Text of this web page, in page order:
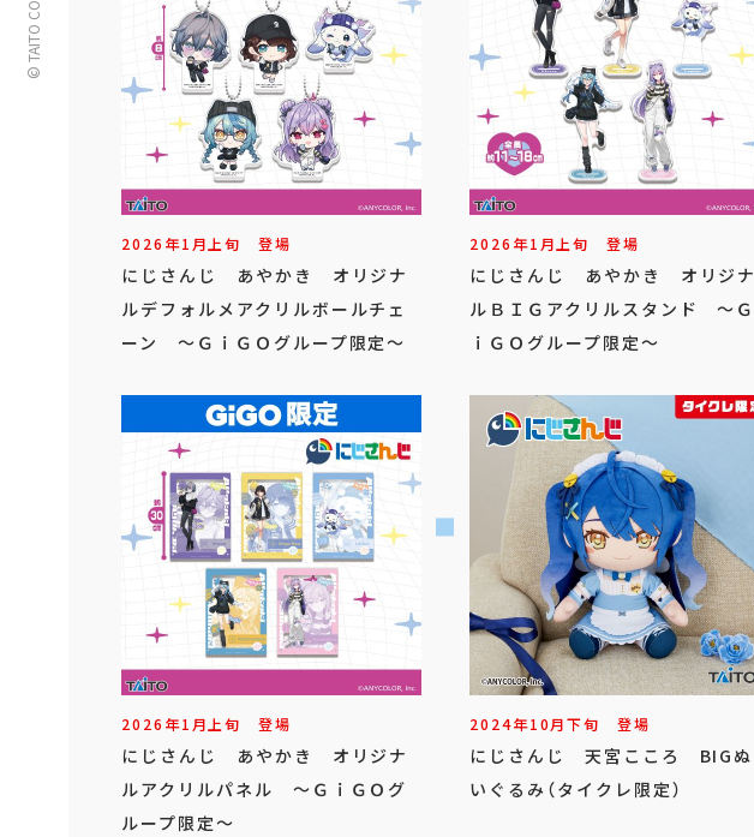
2026年1月上旬 登場
にじさんじ あやかき オリジナ
ルデフォルメアクリルボールチェ
ーン ～ＧｉＧＯグループ限定～
2026年1月上旬 登場
にじさんじ あやかき オリジナ
ルＢＩＧアクリルスタンド ～Ｇ
ｉＧＯグループ限定～
2026年1月上旬 登場
にじさんじ あやかき オリジナ
ルアクリルパネル ～ＧｉＧＯグ
ループ限定～
2024年10月下旬 登場
にじさんじ 天宮こころ BIGぬ
いぐるみ（タイクレ限定）